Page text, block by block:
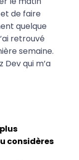
de faire
quelque
retrouvé
semaine.
qui m’a
considères